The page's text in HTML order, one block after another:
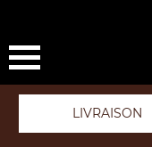
LIVRAISON